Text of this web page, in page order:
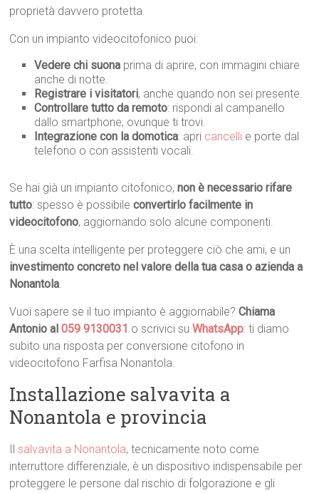
proprietà davvero protetta.
Con un impianto videocitofonico puoi:
Vedere chi suona prima di aprire, con immagini chiare
anche di notte.
Registrare i visitatori, anche quando non sei presente.
Controllare tutto da remoto: rispondi al campanello
dallo smartphone, ovunque ti trovi.
Integrazione con la domotica: apri cancelli e porte dal
telefono o con assistenti vocali.
Se hai già un impianto citofonico,non è necessario rifare
tutto: spesso è possibileconvertirlo facilmente in
videocitofono, aggiornando solo alcune componenti.
È una scelta intelligente per proteggere ciò che ami, e un
investimento concreto nel valore della tua casa o azienda a
Nonantola.
Vuoi sapere se il tuo impianto è aggiornabile?Chiama
Antonio al059 9130031 o scrivici suWhatsApp: ti diamo
subito una risposta per conversione citofono in
videocitofono Farfisa Nonantola.
Installazione salvavita a
Nonantola e provincia
salvavita a Nonantola, tecnicamente noto come
interruttore differenziale, è un dispositivo indispensabile per
proteggere le persone dal rischio di folgorazione e gli